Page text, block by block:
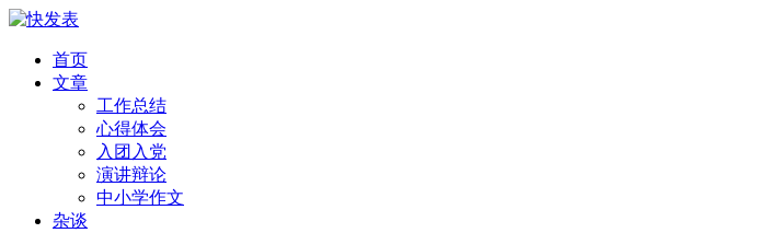
首页
文章
工作总结
心得体会
入团入党
演讲辩论
中小学作文
杂谈